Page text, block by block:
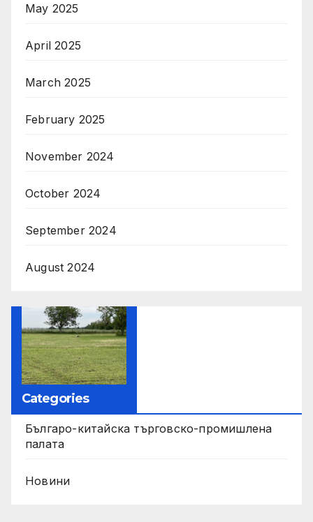
May 2025
April 2025
March 2025
February 2025
November 2024
October 2024
September 2024
August 2024
Categories
Българо-китайска търговско-промишлена
палата
Новини